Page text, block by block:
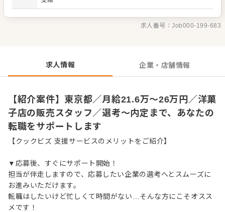
ップなどもめざせます。
求人番号：Job000-199-683
求人情報 企業・店舗情報
【紹介案件】東京都／月給21.6万～26万円／洋菓
子店の販売スタッフ／選考～内定まで、あなたの
転職をサポートします
【クックビズ 支援サービスのメリットをご紹介】
▼応募後、すぐにサポート開始！
担当が伴走しますので、応募したい企業の選考へとスムーズに
お進みいただけます。
転職はしたいけど忙しくて時間がない…そんな方にこそオスス
メです！